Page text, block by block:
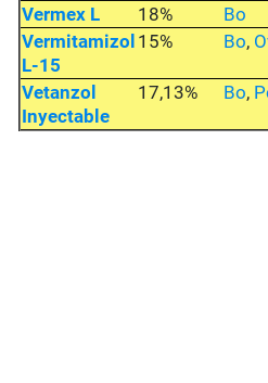
Vermex L
18% Bo
Vermitamizol
L-15
15% Bo,
Vetanzol
Inyectable
17,13% Bo,